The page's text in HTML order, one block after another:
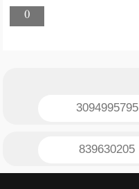
0
3094995795
839630205